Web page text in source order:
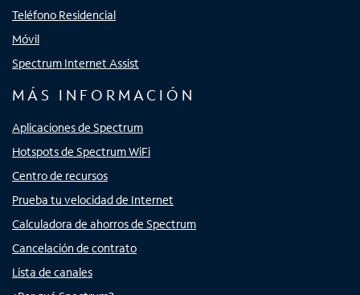
Teléfono Residencial
Móvil
Spectrum Internet Assist
MÁS INFORMACIÓN
Aplicaciones de Spectrum
Hotspots de Spectrum WiFi
Centro de recursos
Prueba tu velocidad de Internet
Calculadora de ahorros de Spectrum
Cancelación de contrato
Lista de canales